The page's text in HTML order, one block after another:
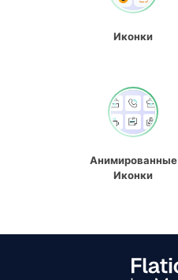
Иконки
Анимированные
Иконки